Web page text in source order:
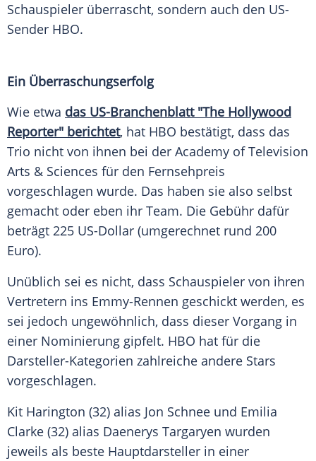
Schauspieler überrascht, sondern auch den US-
Sender HBO.
Ein Überraschungserfolg
Wie etwa das US-Branchenblatt "The Hollywood
Reporter" berichtet, hat HBO bestätigt, dass das
Trio nicht von ihnen bei der Academy of Television
Arts & Sciences für den Fernsehpreis
vorgeschlagen wurde. Das haben sie also selbst
gemacht oder eben ihr Team. Die Gebühr dafür
beträgt 225 US-Dollar (umgerechnet rund 200
Euro).
Unüblich sei es nicht, dass Schauspieler von ihren
Vertretern ins Emmy-Rennen geschickt werden, es
sei jedoch ungewöhnlich, dass dieser Vorgang in
einer Nominierung gipfelt. HBO hat für die
Darsteller-Kategorien zahlreiche andere Stars
vorgeschlagen.
Kit Harington (32) alias Jon Schnee und Emilia
Clarke (32) alias Daenerys Targaryen wurden
jeweils als beste Hauptdarsteller in einer